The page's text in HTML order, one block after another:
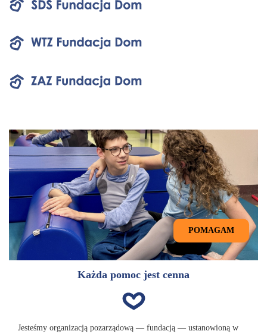
POMAGAM
Każda pomoc jest cenna
Jesteśmy organizacją pozarządową — fundacją — ustanowioną w